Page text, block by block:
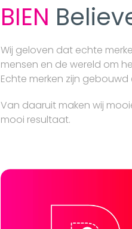
BIEN
Wij geloven dat echte
mensen en de wereld om
Echte merken zijn
Van daaruit maken wij
mooi resultaat.